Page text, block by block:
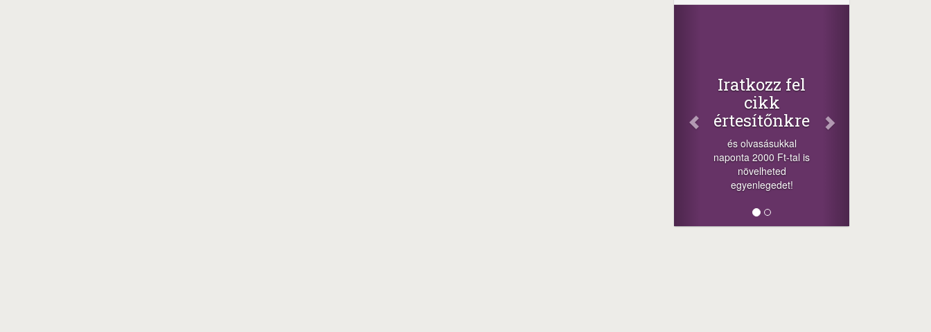
Iratkozz fel
cikk
értesítőnkre
és olvasásukkal
naponta 2000 Ft-tal is
növelheted
egyenlegedet!